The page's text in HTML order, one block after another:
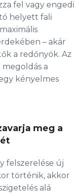
fel vagy engedi
helyett fali
– akár
a redőnyök. Az
a
kényelmes
meg a
felszerelése új
történik, akkor
alá